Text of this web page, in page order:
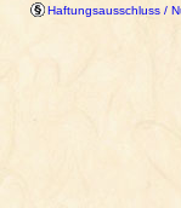
Haftungsausschluss /